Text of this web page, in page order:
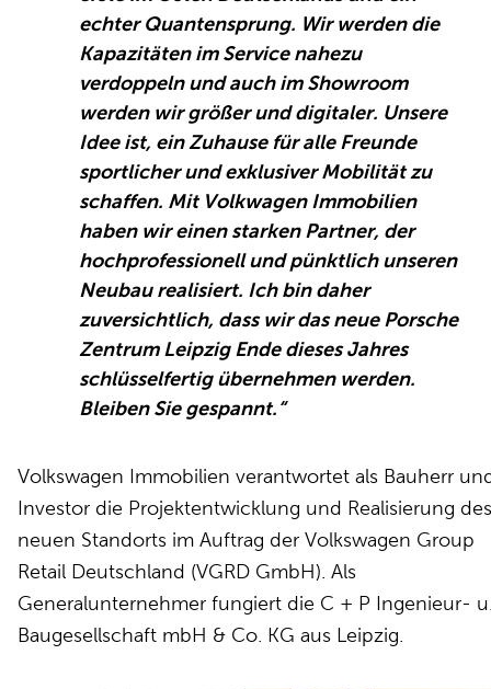
echter Quantensprung. Wir werden die
Kapazitäten im Service nahezu
verdoppeln und auch im Showroom
werden wir größer und digitaler. Unsere
Idee ist, ein Zuhause für alle Freunde
sportlicher und exklusiver Mobilität zu
schaffen. Mit Volkwagen Immobilien
haben wir einen starken Partner, der
hochprofessionell und pünktlich unseren
Neubau realisiert. Ich bin daher
zuversichtlich, dass wir das neue Porsche
Zentrum Leipzig Ende dieses Jahres
schlüsselfertig übernehmen werden.
Bleiben Sie gespannt.“
Volkswagen Immobilien verantwortet als Bauherr
Investor die Projektentwicklung und Realisierung des
neuen Standorts im Auftrag der Volkswagen Group
Retail Deutschland (VGRD GmbH). Als
Generalunternehmer fungiert die C + P Ingenieur-
Baugesellschaft mbH & Co. KG aus Leipzig.